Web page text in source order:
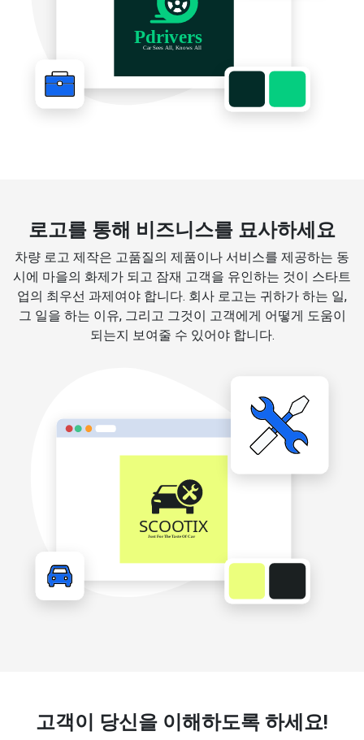
로고를 통해 비즈니스를 묘사하세요
차량 로고 제작은 고품질의 제품이나 서비스를 제공하는 동
시에 마을의 화제가 되고 잠재 고객을 유인하는 것이 스타트
업의 최우선 과제여야 합니다. 회사 로고는 귀하가 하는 일,
그 일을 하는 이유, 그리고 그것이 고객에게 어떻게 도움이
되는지 보여줄 수 있어야 합니다.
고객이 당신을 이해하도록 하세요!